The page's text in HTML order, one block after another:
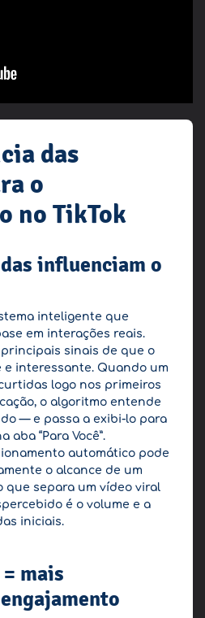
das
o
no TikTok
influenciam o
inteligente que
em interações reais.
sinais de que o
interessante. Quando um
logo nos primeiros
o algoritmo entende
— e passa a exibi-lo para
aba “Para Você”.
automático pode
o alcance de um
que separa um vídeo viral
é o volume e a
iniciais.
mais